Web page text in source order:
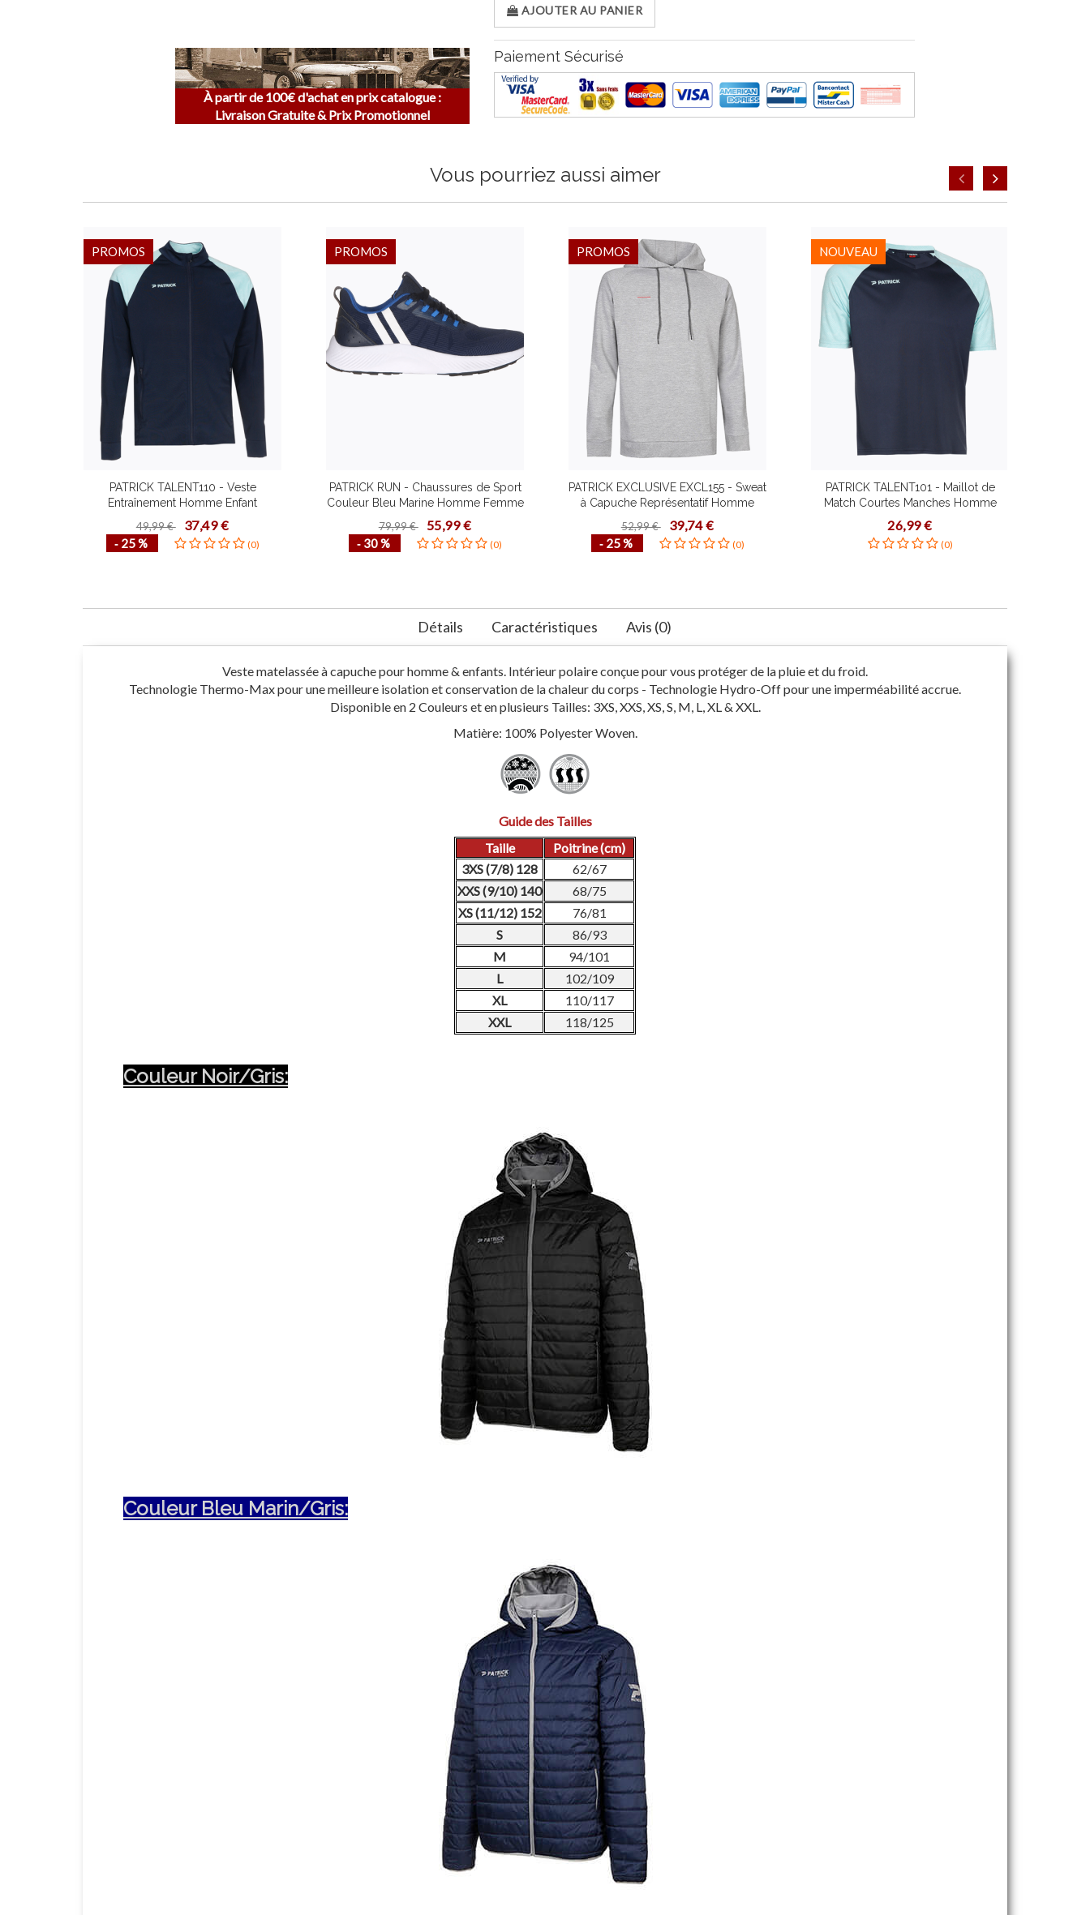
AJOUTER AU PANIER
À partir de 100€ d'achat en prix catalogue :
Livraison Gratuite & Prix Promotionnel
Paiement Sécurisé
Vous pourriez aussi aimer
PATRICK TALENT110 - Veste
Entraînement Homme Enfant
Confortable Mode de Vie
Fonctionnel Plusieurs Couleurs
Tailles Design Contemporain
49,99 € 37,49 €
‐ 25 % (0)
PROMOS
PATRICK RUN - Chaussures de Sport
Couleur Bleu Marine Homme Femme
Haute Qualité Plusieurs Pointures
Idéal Course à Pied
79,99 € 55,99 €
‐ 30 % (0)
PROMOS
PATRICK EXCLUSIVE EXCL155 - Sweat
à Capuche Représentatif Homme
Enfant Pull Design Contemporain
Plusieurs Couleurs Tailles
Confortable
52,99 € 39,74 €
‐ 25 % (0)
PROMOS
PATRICK TALENT101 - Maillot de
Match Courtes Manches Homme
Femme Enfant à Séchage Rapide
Plusieurs Couleurs Tailles Étirement
Dynamique Coupe Slim
26,99 €
NOUVEAU
(0)
Détails Caractéristiques Avis (0)
Veste matelassée à capuche pour homme & enfants. Intérieur polaire conçue pour vous protéger de la pluie et du froid.
Technologie Thermo-Max pour une meilleure isolation et conservation de la chaleur du corps - Technologie Hydro-Off pour une imperméabilité accrue.
Disponible en 2 Couleurs et en plusieurs Tailles: 3XS, XXS, XS, S, M, L, XL & XXL.
Matière: 100% Polyester Woven.
Guide des Tailles
Taille
Poitrine (cm)
3XS (7/8) 128
62/67
XXS (9/10) 140
68/75
XS (11/12) 152
76/81
S
86/93
M
94/101
L
102/109
XL
110/117
XXL
118/125
Couleur Noir/Gris:
Couleur Bleu Marin/Gris: